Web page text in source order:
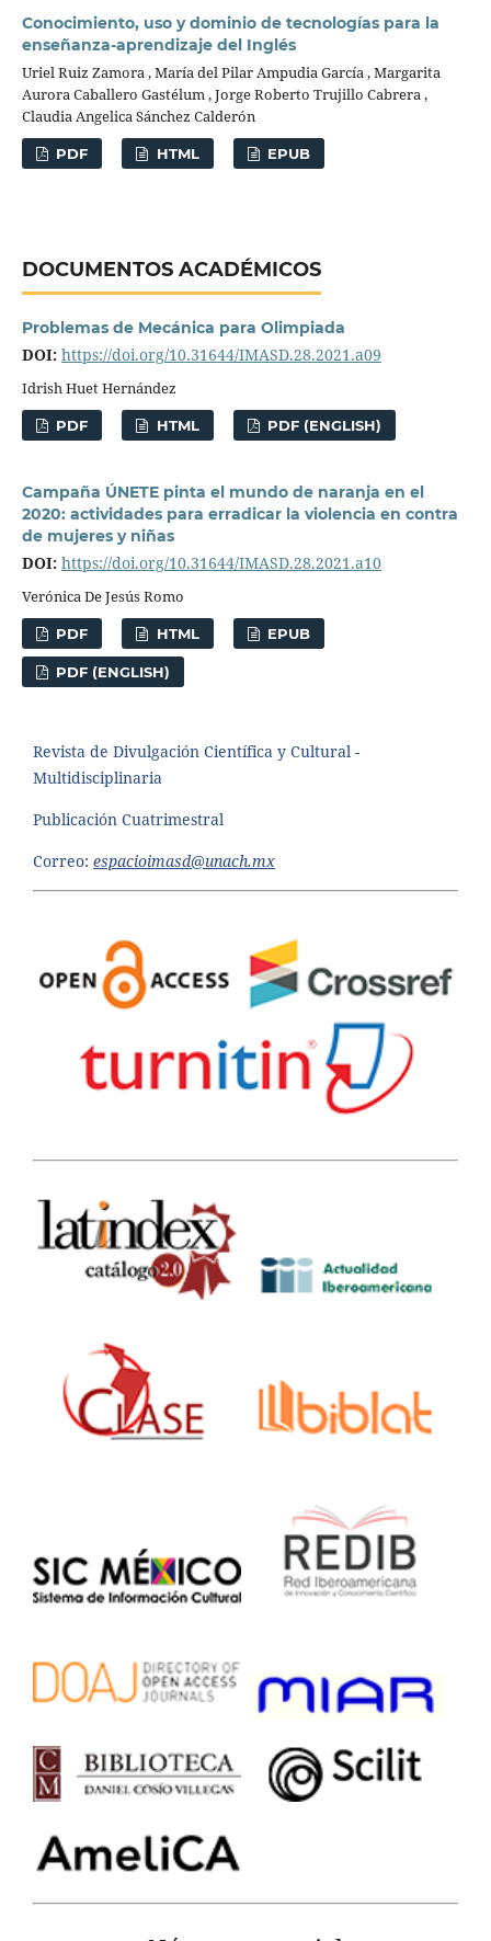
Conocimiento, uso y dominio de tecnologías para la
enseñanza-aprendizaje del Inglés
Uriel Ruiz Zamora , María del Pilar Ampudia García , Margarita
Aurora Caballero Gastélum , Jorge Roberto Trujillo Cabrera ,
Claudia Angelica Sánchez Calderón
PDF HTML EPUB
DOCUMENTOS ACADÉMICOS
Problemas de Mecánica para Olimpiada
DOI: https://doi.org/10.31644/IMASD.28.2021.a09
Idrish Huet Hernández
PDF HTML PDF (ENGLISH)
Campaña ÚNETE pinta el mundo de naranja en el
2020: actividades para erradicar la violencia en contra
de mujeres y niñas
DOI: https://doi.org/10.31644/IMASD.28.2021.a10
Verónica De Jesús Romo
PDF HTML EPUB
PDF (ENGLISH)
Revista de Divulgación Científica y Cultural -
Multidisciplinaria
Publicación Cuatrimestral
Correo: espacioimasd@unach.mx